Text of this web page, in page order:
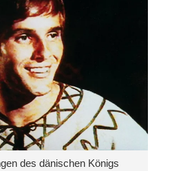
des dänischen Königs